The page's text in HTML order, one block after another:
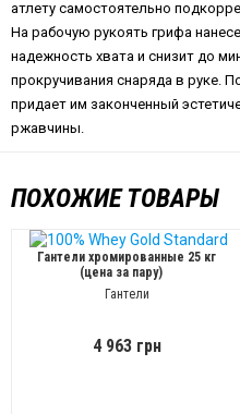
атлету самостоятельно
На рабочую рукоять грифа
надежность хвата и снизит до
прокручивания снаряда в руке.
придает им законченный
ржавчины.
ПОХОЖИЕ ТОВАРЫ
Гантели хромированные 25 кг
(цена за пару)
Гантели
4 963 грн